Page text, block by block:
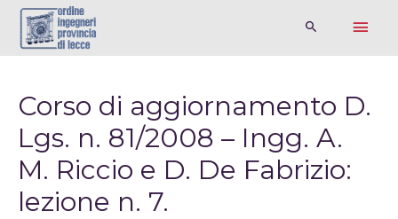
Corso di aggiornamento D.
Lgs. n. 81/2008 – Ingg. A.
M. Riccio e D. De Fabrizio:
lezione n. 7.